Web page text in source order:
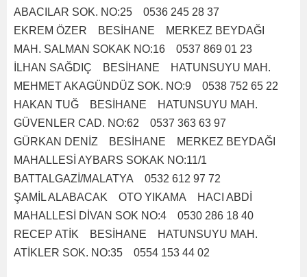
ABACILAR SOK. NO:25 0536 245 28 37
EKREM ÖZER BESİHANE MERKEZ BEYDAĞI
MAH. SALMAN SOKAK NO:16 0537 869 01 23
İLHAN SAĞDIÇ BESİHANE HATUNSUYU MAH.
MEHMET AKAGÜNDÜZ SOK. NO:9 0538 752 65 22
HAKAN TUĞ BESİHANE HATUNSUYU MAH.
GÜVENLER CAD. NO:62 0537 363 63 97
GÜRKAN DENİZ BESİHANE MERKEZ BEYDAĞI
MAHALLESİ AYBARS SOKAK NO:11/1
BATTALGAZİ/MALATYA 0532 612 97 72
ŞAMİL ALABACAK OTO YIKAMA HACI ABDİ
MAHALLESİ DİVAN SOK NO:4 0530 286 18 40
RECEP ATİK BESİHANE HATUNSUYU MAH.
ATİKLER SOK. NO:35 0554 153 44 02